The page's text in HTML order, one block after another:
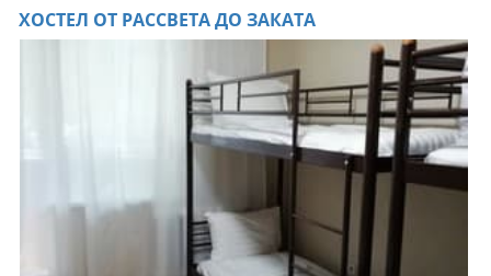
ХОСТЕЛ ОТ РАССВЕТА ДО ЗАКАТА